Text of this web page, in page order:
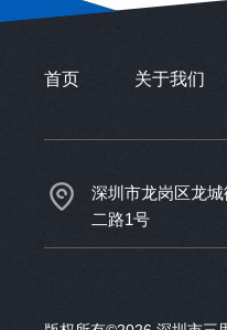
首页 关于我们
深圳市龙岗区龙
二路1号